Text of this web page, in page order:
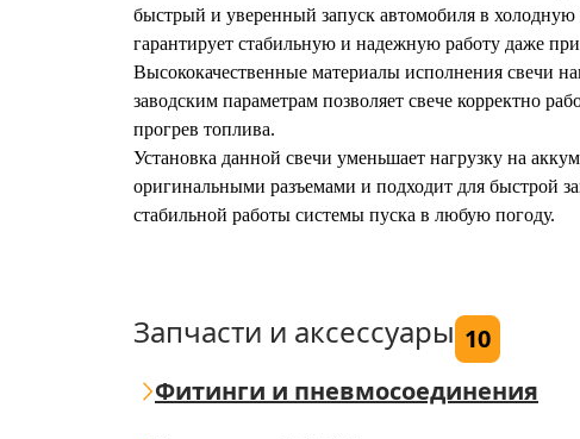
быстрый и уверенный запуск автомобиля в
гарантирует стабильную и надежную работу даже
Высококачественные материалы исполнения свечи
заводским параметрам позволяет свече корректно
прогрев топлива.
Установка данной свечи уменьшает нагрузку на
оригинальными разъемами и подходит для быстрой
стабильной работы системы пуска в любую погоду.
Запчасти и аксессуары 10
Фитинги и пневмосоединения